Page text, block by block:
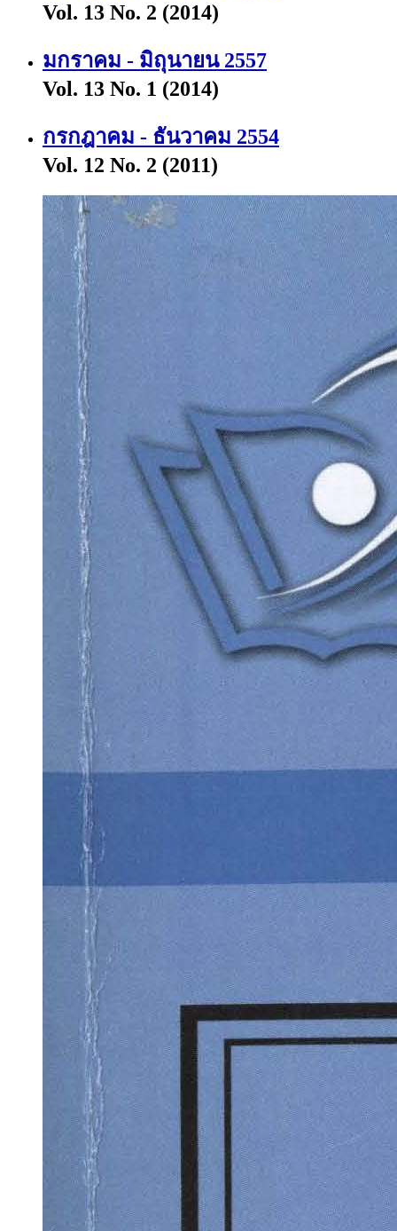
Vol. 13 No. 2 (2014)
มกราคม - มิถุนายน 2557
Vol. 13 No. 1 (2014)
กรกฎาคม - ธันวาคม 2554
Vol. 12 No. 2 (2011)